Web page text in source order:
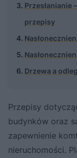
Przesłanianie
przepisy
Drzewa a
Przepisy
budynków oraz
zapewnienie
nieruchomości.